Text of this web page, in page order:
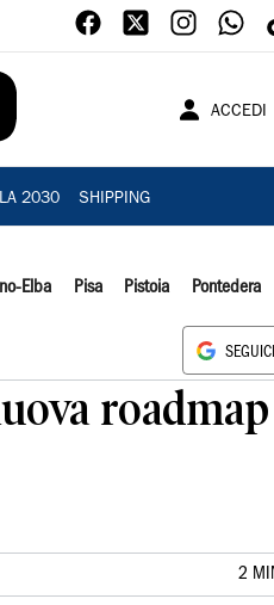
ACCEDI
2030 SHIPPING
Elba Pisa Pistoia Pontedera
2